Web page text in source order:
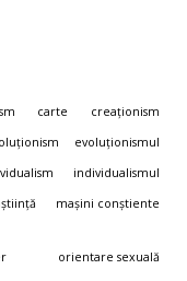
carte
creaționism
evoluționismul
individualismul
mașini conștiente
orientare sexuală